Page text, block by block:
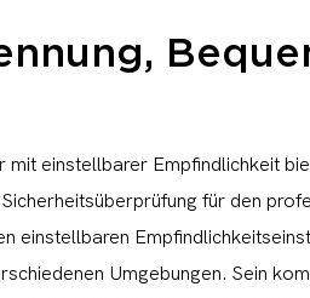
einstellbarer Empfindlichkeit
für den
einstellbaren
Umgebungen. Sein